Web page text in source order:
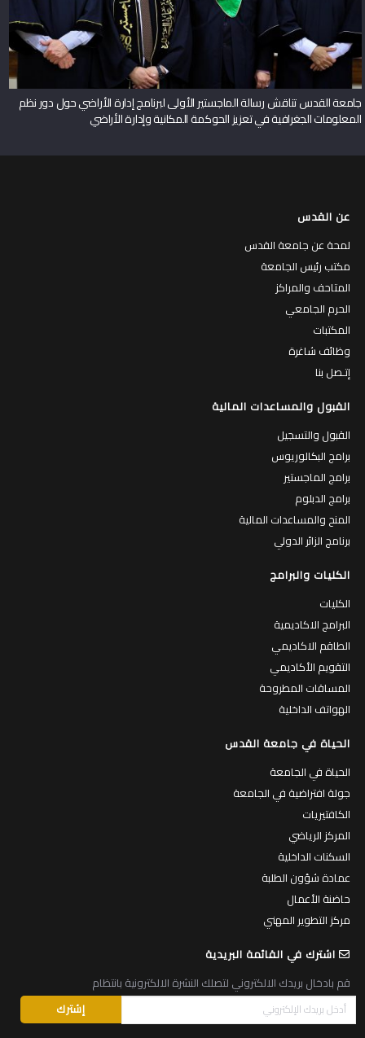
جامعة القدس تناقش رسالة الماجستير الأولى لبرنامج إدارة الأراضي حول دور نظم
المعلومات الجغرافية في تعزيز الحوكمة المكانية وإدارة الأراضي
عن القدس
لمحة عن جامعة القدس
مكتب رئيس الجامعة
المتاحف والمراكز
الحرم الجامعي
المكتبات
وظائف شاغرة
إتـصل بنا
القبول والمساعدات المالية
القبول والتسجيل
برامج البكالوريوس
برامج الماجستير
برامج الدبلوم
المنح والمساعدات المالية
برنامج الزائر الدولي
الكليات والبرامج
الكليات
البرامج الاكاديمية
الطاقم الاكاديمي
التقويم الأكاديمي
المساقات المطروحة
الهواتف الداخلية
الحياة في جامعة القدس
الحياة في الجامعة
جولة افتراضية في الجامعة
الكافتيريات
المركز الرياضي
السكنات الداخلية
عمادة شؤون الطلبة
حاضنة الأعمال
مركز التطوير المهني
اشترك في القائمة البريدية
قم بادخال بريدك الالكتروني لتصلك النشرة الالكترونية بانتظام